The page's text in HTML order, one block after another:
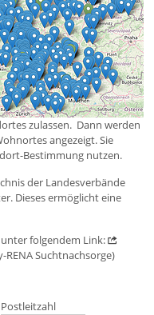
zulassen. Dann werden
angezeigt. Sie
Bestimmung nutzen.
der Landesverbände
Dieses ermöglicht eine
folgendem Link:
RENA Suchtnachsorge)
Postleitzahl